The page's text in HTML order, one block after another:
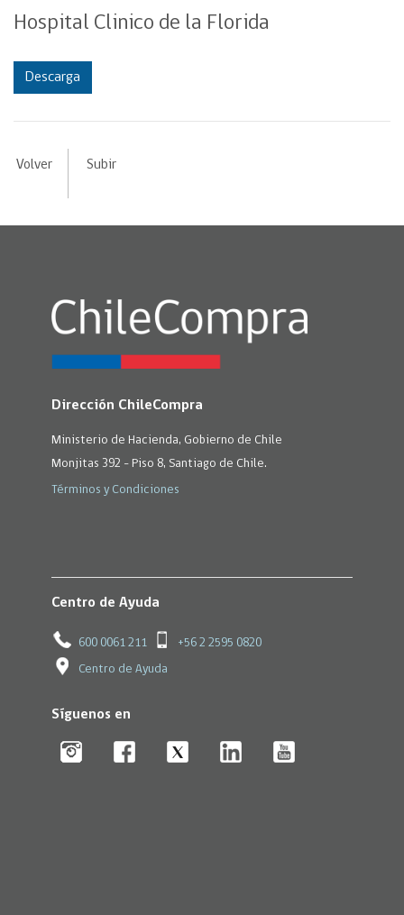
Hospital Clinico de la Florida
Descarga
Volver Subir
Dirección ChileCompra
Ministerio de Hacienda, Gobierno de Chile
Monjitas 392 - Piso 8, Santiago de Chile.
Términos y Condiciones
Centro de Ayuda
600 0061 211 +56 2 2595 0820
Centro de Ayuda
Síguenos en